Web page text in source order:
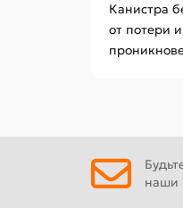
Канистра
от потери
наши